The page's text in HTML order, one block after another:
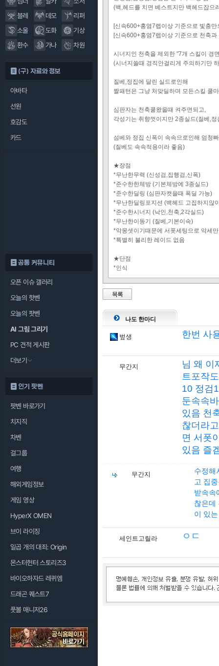
블레
데모
리퍼
소울
도화
기상
환수
가나 차원
(구) 자료와 정보
아바타
선원
호감도
카드
공통 커뮤니티
오픈 이슈 갤러리
오늘의 핫벤
오늘의 팟벤
AI 그림 그리기
PC 견적 게시판
더보기
인기 팟벤
팟벤 바로가기
치지직
차벤
걸그룹
여행
해외게임정보
게임 영상
HyperX OMEN
브이 라이징
일곱 개의 대죄: Origin
몬스터헌터 스토리즈3
바이오하자드 레퀴엠
드래곤 퀘스트7
풋볼 매니저26
(백,헤드를 치면 베스트지만 백헤드잡으
[신속600+홍염7렙이상 기준으로 빛충
[신속600+홍염7렙이상 기준으로 천축과
시너지인 천축을 제외한 "7개 스킬이 경
(시너지쓸때 경직안걸리게 주의하기만
질베,정집에 달린 실드로인해
짤패턴은 그냥 처맞딜하며 모든스킬 쿨
심판자는 천축쿨왔을때 켜주면되고,
각성기는 취향껏이지만 2종실드(질베,
섬베와 정집 신폭이 속속으로인해 엄청
(질베도 속속적용이라 좋음)
★장점
*무난한무력 (신성검,집행검,신폭)
*준수한한체방 (기본체방에 3종실드)
*준수한딜링 (심판자켯을때 폭딜 가능)
*무난한딜링포지션 (백헤드 고집하지않
*준수한시너지 (낙인,천축,2각실드)
*무난한이동기 (질베,기본이속)
*악몽셋이기때문에 서폿세팅으로 악세
*특별히 불리한 레이드 없음
★단점
*인식
목록
나도 한마디
벞생 한번 사
무간지
님 왜 이
트포작
10 정검
둔속속
있음 천
찮더라
면 서폿
있음 즐
무간지
수정해
고 집
받속속
찮은데
이 있
세인트고릴라 ㅇㄷ